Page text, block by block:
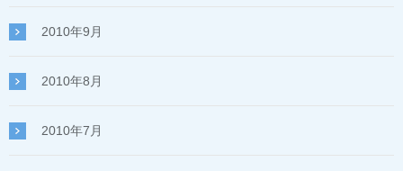
2010年9月
2010年8月
2010年7月